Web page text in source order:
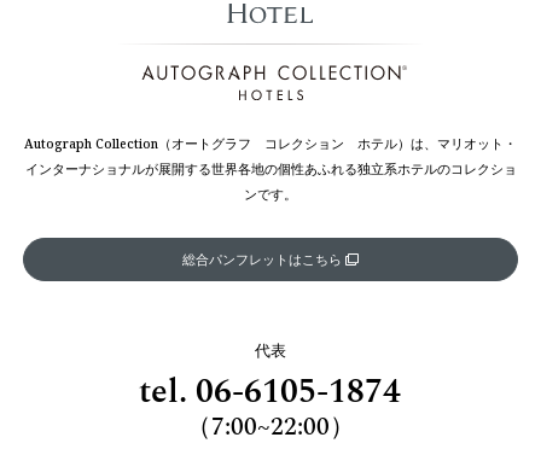
Autograph Collection（オートグラフ コレクション ホテル）は、マリオット・
インターナショナルが展開する世界各地の個性あふれる独立系ホテルのコレクショ
ンです。
総合パンフレットはこちら
代表
tel. 06-6105-1874
（7:00~22:00）